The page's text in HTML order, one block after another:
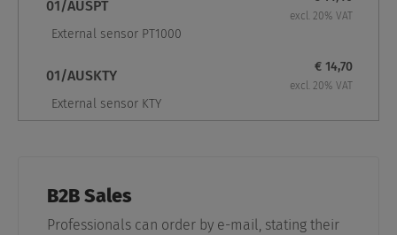
01/AUSPT
External sensor PT1000
excl. 20% VAT
01/AUSKTY
External sensor KTY
€ 14,70
excl. 20% VAT
B2B Sales
Professionals can order by e-mail, stating their